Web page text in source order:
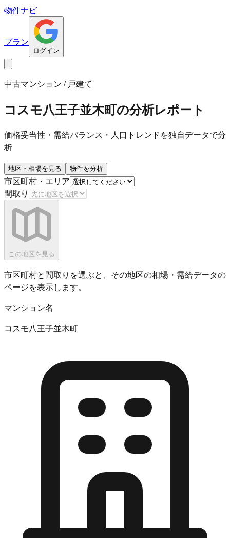
物件ナビ
プラン
ログイン
中古マンション / 戸建て
コスモ八王子並木町の分析レポート
価格妥当性・需給バランス・人口トレンドを独自データで分
析
地区・相場を見る 物件を分析
市区町村・エリア
間取り
この地区を見る
市区町村と間取りを選ぶと、その地区の相場・需給データの
ページを表示します。
マンション名
コスモ八王子並木町